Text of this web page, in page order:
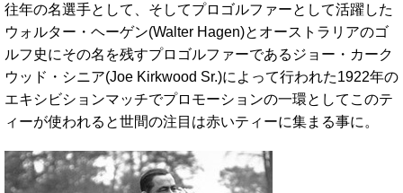
往年の名選手として、そしてプロゴルファーとして活躍した
ウォルター・ヘーゲン(Walter Hagen)とオーストラリアのゴ
ルフ史にその名を残すプロゴルファーであるジョー・カーク
ウッド・シニア(Joe Kirkwood Sr.)によって行われた1922年の
エキシビションマッチでプロモーションの一環としてこのテ
ィーが使われると世間の注目は赤いティーに集まる事に。